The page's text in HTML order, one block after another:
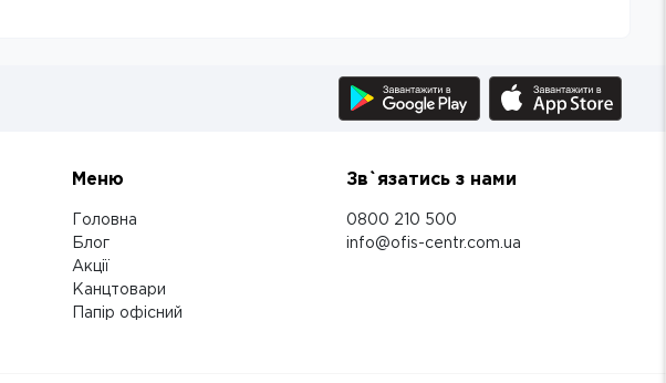
Меню
Головна
Блог
Акції
Канцтовари
Папір офісний
Зв`язатись з нами
0800 210 500
info@ofis-centr.com.ua